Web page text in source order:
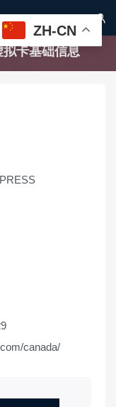

卡基础信息
canada/
ZH-CN